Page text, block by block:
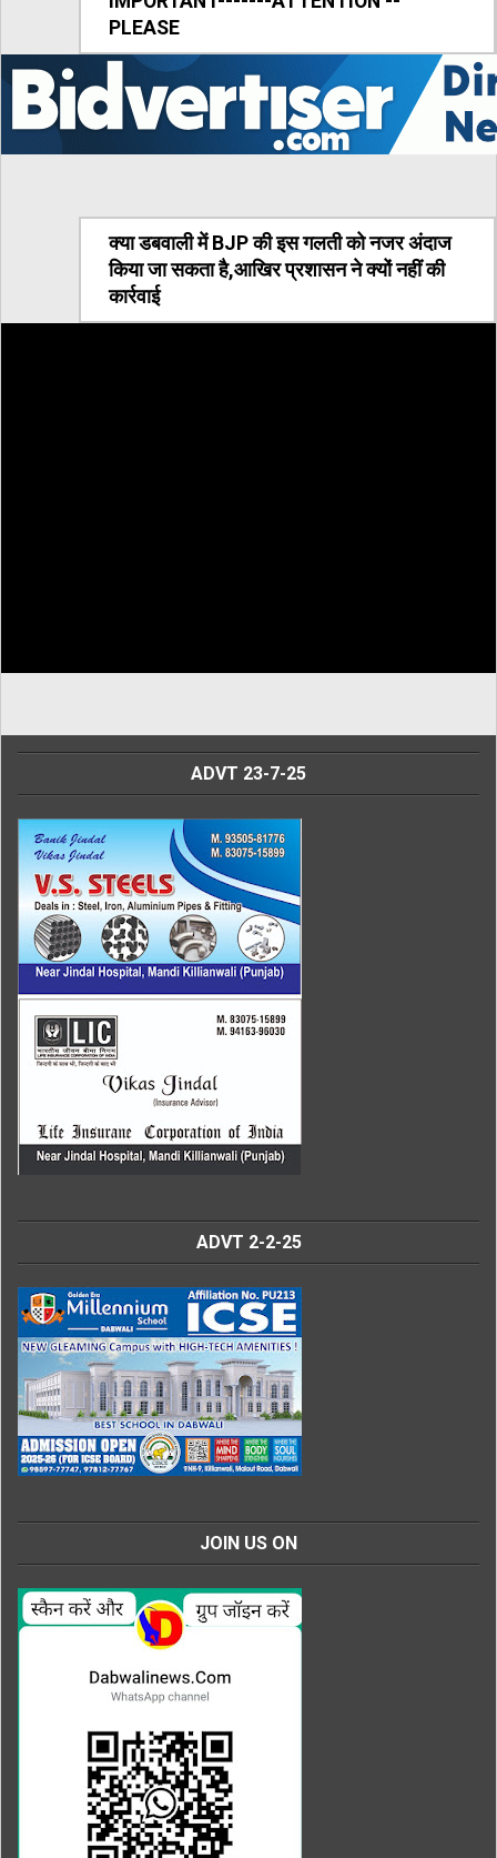
PLEASE
क्या डबवाली में BJP की इस गलती को नजर अंदाज
किया जा सकता है,आखिर प्रशासन ने क्यों नहीं की
कार्रवाई
ADVT 23-7-25
ADVT 2-2-25
JOIN US ON